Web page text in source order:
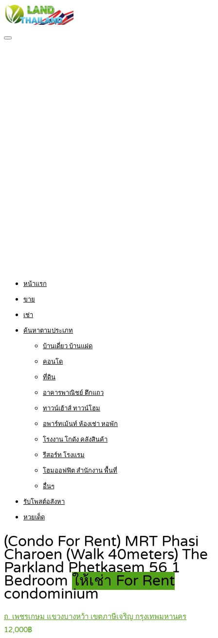
หน้าแรก
ขาย
เช่า
ค้นหาตามประเภท
บ้านเดี่ยว บ้านแฝด
คอนโด
ที่ดิน
อาคารพาณิชย์ ตึกแถว
ทาวน์เฮ้าส์ ทาวน์โฮม
อพาร์ทเม้นท์ ห้องเช่า หอพัก
โรงงาน โกดัง คลังสินค้า
รีสอร์ท โรงแรม
โฮมออฟฟิต สำนักงาน พื้นที่
อื่นๆ
รับโพสต์อสังหา
หวยเด็ด
(Condo For Rent) MRT Phasi
Charoen (Walk 40meters) The
Parkland Phetkasem 56 1
Bedroom ให้เช่า For Rent
condominium
ถ. เพชรเกษม แขวงบางหว้า เขตภาษีเจริญ กรุงเทพมหานคร
12,000฿